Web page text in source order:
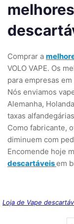
Comprar a
VOLO VAPE. Os
para empresas
Nós enviamos
Alemanha,
taxas
Como fabricante,
diminuem com
Encomende hoje
descartáveisem
Loja de Vape